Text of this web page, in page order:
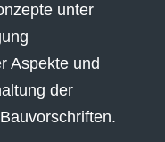
unter
Aspekte und
der